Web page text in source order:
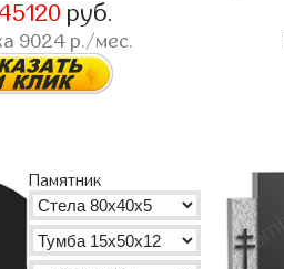
45120 руб.
9024р./мес.
Памятник